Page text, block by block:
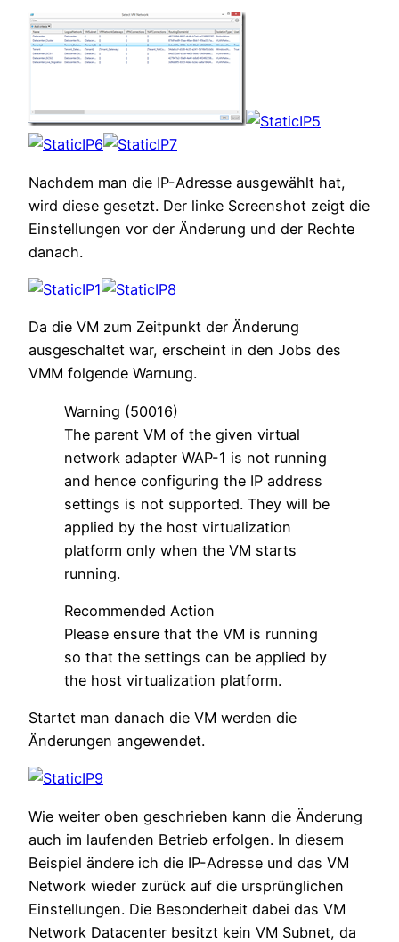
Nachdem man die IP-Adresse ausgewählt hat,
wird diese gesetzt. Der linke Screenshot zeigt die
Einstellungen vor der Änderung und der Rechte
danach.
Da die VM zum Zeitpunkt der Änderung
ausgeschaltet war, erscheint in den Jobs des
VMM folgende Warnung.
Warning (50016)
The parent VM of the given virtual
network adapter WAP-1 is not running
and hence configuring the IP address
settings is not supported. They will be
applied by the host virtualization
platform only when the VM starts
running.
Recommended Action
Please ensure that the VM is running
so that the settings can be applied by
the host virtualization platform.
Startet man danach die VM werden die
Änderungen angewendet.
Wie weiter oben geschrieben kann die Änderung
auch im laufenden Betrieb erfolgen. In diesem
Beispiel ändere ich die IP-Adresse und das VM
Network wieder zurück auf die ursprünglichen
Einstellungen. Die Besonderheit dabei das VM
Network Datacenter besitzt kein VM Subnet, da